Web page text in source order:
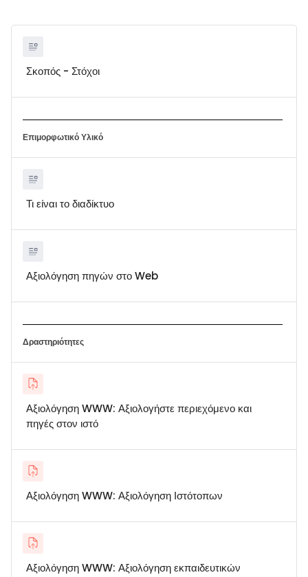
Σκοπός - Στόχοι
Επιμορφωτικό Υλικό
Τι είναι το διαδίκτυο
Αξιολόγηση πηγών στο Web
Δραστηριότητες
Αξιολόγηση WWW: Αξιολογήστε περιεχόμενο και
πηγές στον ιστό
Αξιολόγηση WWW: Αξιολόγηση Ιστότοπων
Αξιολόγηση WWW: Αξιολόγηση εκπαιδευτικών